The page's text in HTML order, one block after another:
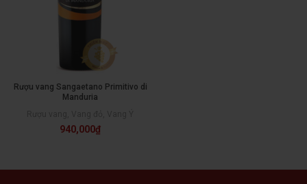
Rượu vang Sangaetano Primitivo di
Manduria
940,000₫